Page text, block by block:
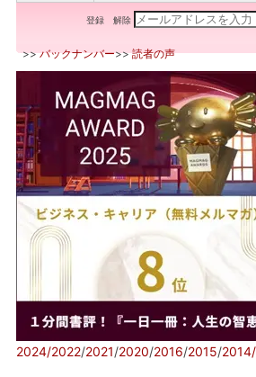
登録 解除
>>バックナンバー>>読者の声
2024/2022/2021/2020/2016/2015/2014/